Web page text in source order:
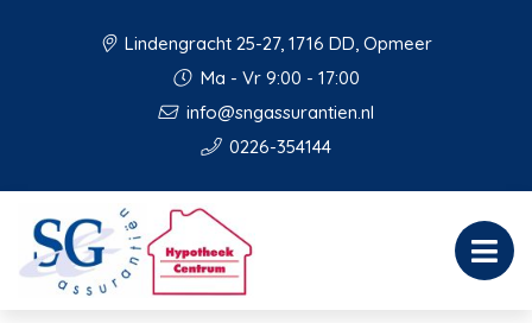
Lindengracht 25-27, 1716 DD, Opmeer
Ma - Vr 9:00 - 17:00
info@sngassurantien.nl
0226-354144